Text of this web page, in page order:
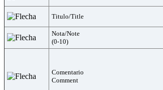
Titulo/Title
Nota/Note
(0-10)
Comentario
Comment